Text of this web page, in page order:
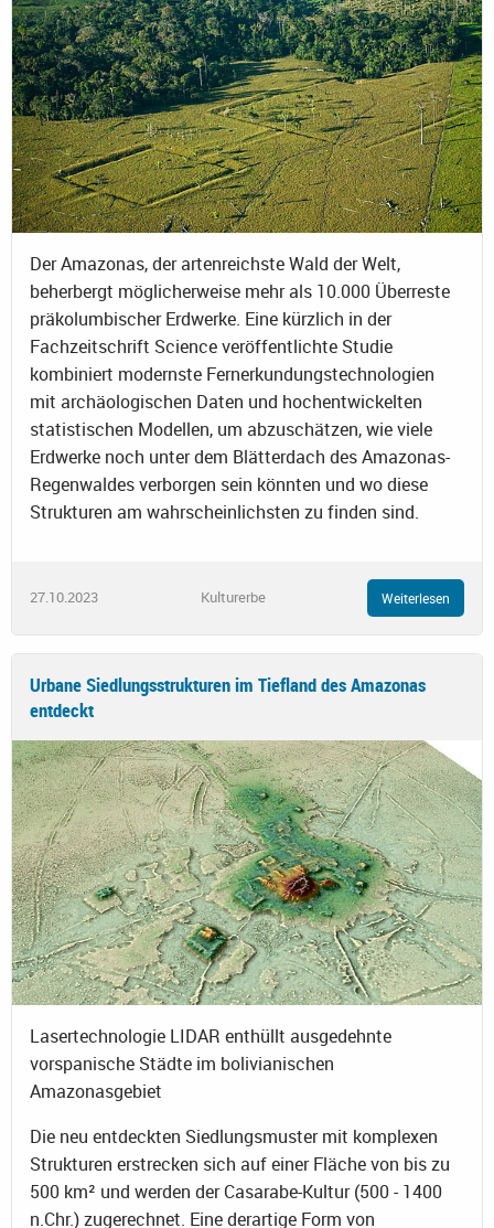
Der Amazonas, der artenreichste Wald der Welt,
beherbergt möglicherweise mehr als 10.000 Überreste
präkolumbischer Erdwerke. Eine kürzlich in der
Fachzeitschrift Science veröffentlichte Studie
kombiniert modernste Fernerkundungstechnologien
mit archäologischen Daten und hochentwickelten
statistischen Modellen, um abzuschätzen, wie viele
Erdwerke noch unter dem Blätterdach des Amazonas-
Regenwaldes verborgen sein könnten und wo diese
Strukturen am wahrscheinlichsten zu finden sind.
27.10.2023 Kulturerbe Weiterlesen
Urbane Siedlungsstrukturen im Tiefland des Amazonas
entdeckt
Lasertechnologie LIDAR enthüllt ausgedehnte
vorspanische Städte im bolivianischen
Amazonasgebiet
Die neu entdeckten Siedlungsmuster mit komplexen
Strukturen erstrecken sich auf einer Fläche von bis zu
500 km² und werden der Casarabe-Kultur (500 - 1400
n.Chr.) zugerechnet. Eine derartige Form von